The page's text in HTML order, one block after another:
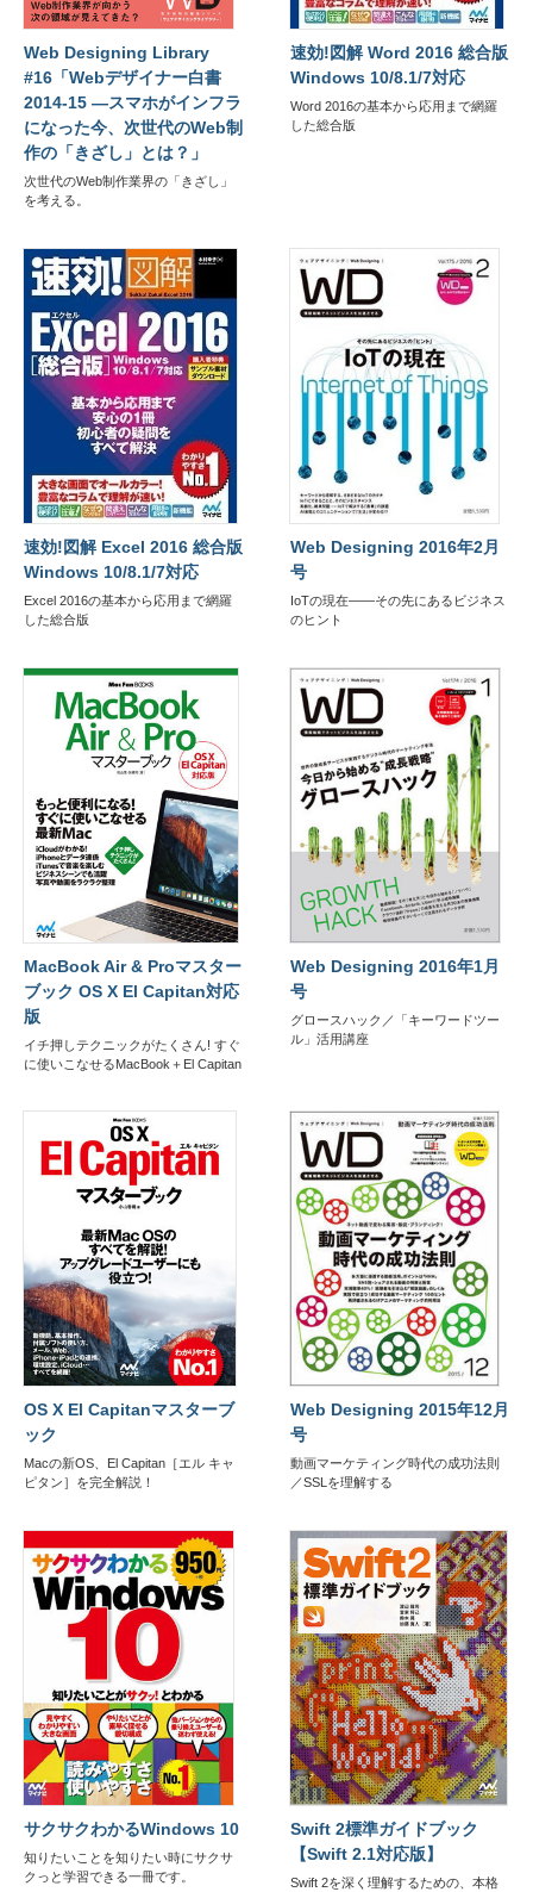
Web Designing Library
#16「Webデザイナー白書
2014-15 ―スマホがインフラ
になった今、次世代のWeb制
作の「きざし」とは？」
次世代のWeb制作業界の「きざし」
を考える。
速効!図解 Word 2016 総合版
Windows 10/8.1/7対応
Word 2016の基本から応用まで網羅
した総合版
速効!図解 Excel 2016 総合版
Windows 10/8.1/7対応
Excel 2016の基本から応用まで網羅
した総合版
Web Designing 2016年2月
号
IoTの現在――その先にあるビジネス
のヒント
MacBook Air & Proマスター
ブック OS X El Capitan対応
版
イチ押しテクニックがたくさん! すぐ
に使いこなせるMacBook＋El Capitan
Web Designing 2016年1月
号
グロースハック／「キーワードツー
ル」活用講座
OS X El Capitanマスターブ
ック
Macの新OS、El Capitan［エル キャ
ピタン］を完全解説！
Web Designing 2015年12月
号
動画マーケティング時代の成功法則
／SSLを理解する
サクサクわかるWindows 10
知りたいことを知りたい時にサクサ
クっと学習できる一冊です。
Swift 2標準ガイドブック
【Swift 2.1対応版】
Swift 2を深く理解するための、本格